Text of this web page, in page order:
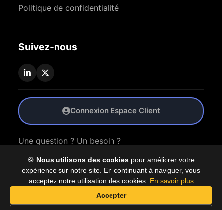
🍪 Nous utilisons des cookies pour améliorer votre
expérience sur notre site. En continuant à naviguer, vous
acceptez notre utilisation des cookies. En savoir plus
Accepter
Politique de confidentialité
Suivez-nous
Connexion Espace Client
Une question ? Un besoin ?
Nous Contacter